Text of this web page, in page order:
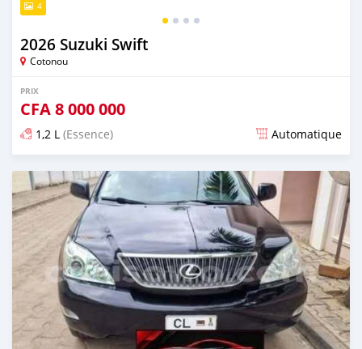
4
2026 Suzuki Swift
Cotonou
PRIX
CFA8 000 000
1,2 L (Essence) Automatique
Publié il y a 1 jour